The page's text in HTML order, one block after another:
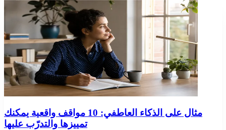
مثال على الذكاء العاطفي: 10 مواقف واقعية يمكنك
تمييزها والتدرّب عليها